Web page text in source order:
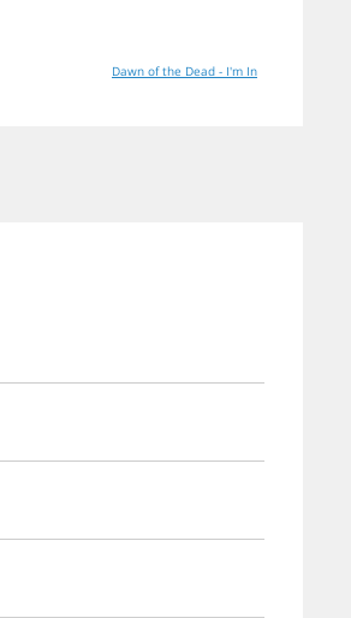
Dawn of the Dead - I'm In